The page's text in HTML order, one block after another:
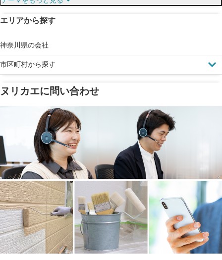
塗料の​品質を​保証
メーカー保証
工事保険
ご近所トラブルに
賠償保険
見えにくい屋根も安心
ドローン診断
省エネ効果
断熱・遮熱塗料対応
雨漏り修繕
防水工事
エリアから探す
神奈川県の会社
市区町村から探す
ヌリカエに問い合わせ